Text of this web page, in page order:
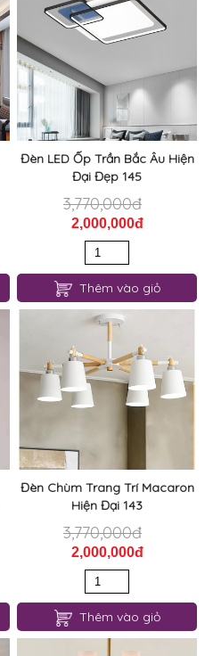
Đèn LED Ốp Trần Bắc Âu Hiện
Đại Đẹp 145
3,770,000đ
2,000,000đ
Thêm vào giỏ
Đèn Chùm Trang Trí Macaron
Hiện Đại 143
3,770,000đ
2,000,000đ
Thêm vào giỏ